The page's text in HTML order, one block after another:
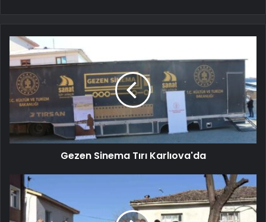
Gezen Sinema Tırı Karlıova'da